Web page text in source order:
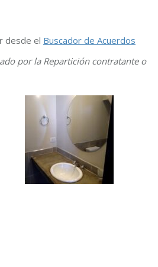
desde el Buscador de Acuerdos
por la Repartición contratante o